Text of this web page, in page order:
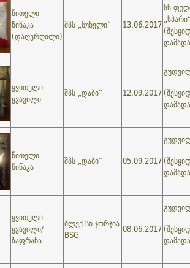
წითელი
წიწაკა
(დაღერღილი)
შპს „სუნელი“ 13.06.2017
სს
ყვითელი
ყვავილი
შპს „დაბი“ 12.09.2017
წითელი
წიწაკა
შპს „დაბი“ 05.09.2017
ყვითელი
ყვავილი/
ზაფრანა
ბლექ სი ჯორჯია
BSG
08.06.2017